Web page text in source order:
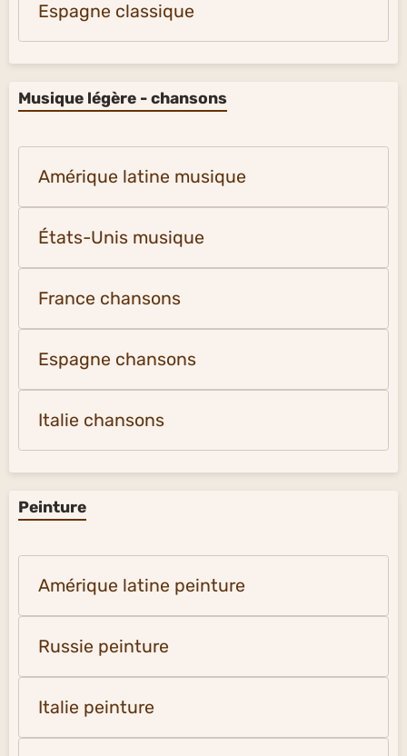
Espagne classique
Musique légère - chansons
Amérique latine musique
États-Unis musique
France chansons
Espagne chansons
Italie chansons
Peinture
Amérique latine peinture
Russie peinture
Italie peinture